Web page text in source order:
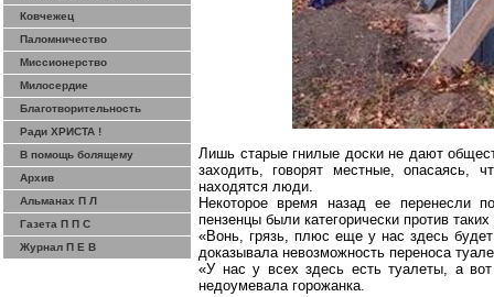
Ковчежец
Паломничество
Миссионерство
Милосердие
Благотворительность
Ради ХРИСТА !
В помощь болящему
Архив
Альманах П Л
Газета П П С
Журнал П Е В
Лишь старые гнилые доски не дают
заходить, говорят местные, опасаясь,
находятся люди.
Некоторое время назад ее перенесли
пензенцы были категорически против
«Вонь, грязь, плюс еще у нас здесь
доказывала невозможность переноса
«У нас у всех здесь есть туалеты, а
недоумевала горожанка.